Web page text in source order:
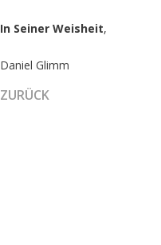
In Seiner Weisheit,
Daniel Glimm
VORHERIGER BEITRAG:
ZURÜCK